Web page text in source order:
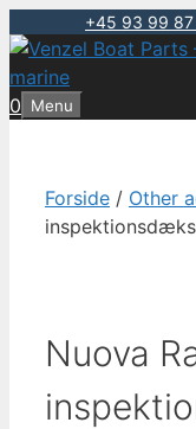
+45 93 99
Hop
til
indhold
0 Menu
Forside / Other
Nuova